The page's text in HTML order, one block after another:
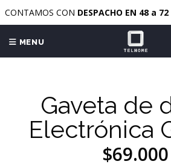
CONTAMOS CON DESPACHO EN 48 a
MENU
Gaveta de
Electrónica
$69.000